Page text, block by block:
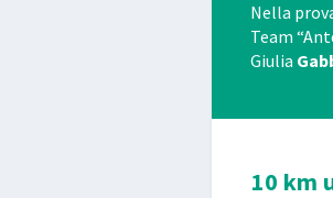
Nella
Team
Giulia
10 km